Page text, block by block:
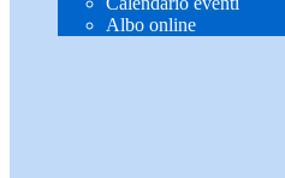
Albo online